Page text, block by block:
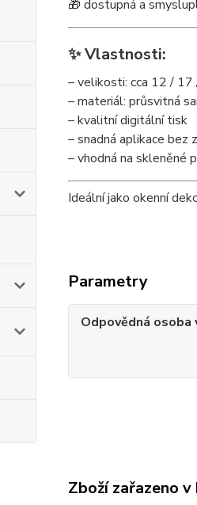
🎁 dostupná a
✨ Vlastnosti:
– velikosti: cca 12 / 17
– materiál: průsvitná
– kvalitní digitální tisk
– snadná aplikace bez
– vhodná na skleněné
Ideální jako okenní
Parametry
Odpovědná osoba
Zboží zařazeno